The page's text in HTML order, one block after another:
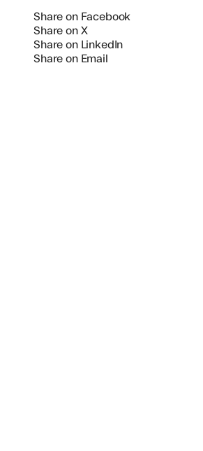
Share on Facebook
Share on X
Share on LinkedIn
Share on Email